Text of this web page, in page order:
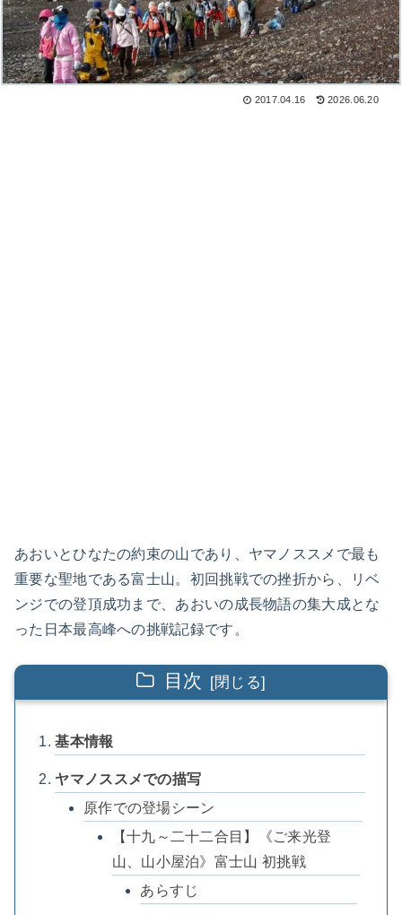
2017.04.16 2026.06.20
あおいとひなたの約束の山であり、ヤマノススメで最も
重要な聖地である富士山。初回挑戦での挫折から、リベ
ンジでの登頂成功まで、あおいの成長物語の集大成とな
った日本最高峰への挑戦記録です。
目次
基本情報
ヤマノススメでの描写
原作での登場シーン
【十九～二十二合目】《ご来光登
山、山小屋泊》富士山 初挑戦
あらすじ